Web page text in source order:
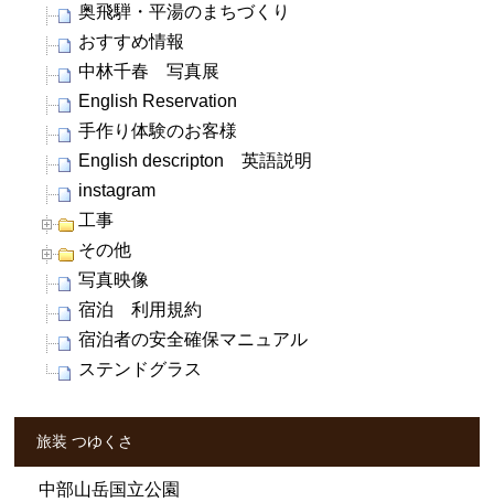
奥飛騨・平湯のまちづくり
おすすめ情報
中林千春 写真展
English Reservation
手作り体験のお客様
English descripton 英語説明
instagram
工事
その他
写真映像
宿泊 利用規約
宿泊者の安全確保マニュアル
ステンドグラス
旅装 つゆくさ
中部山岳国立公園